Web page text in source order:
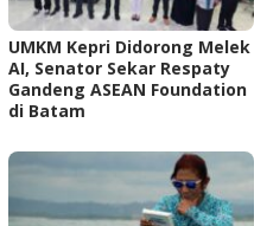
UMKM Kepri Didorong Melek
AI, Senator Sekar Respaty
Gandeng ASEAN Foundation
di Batam